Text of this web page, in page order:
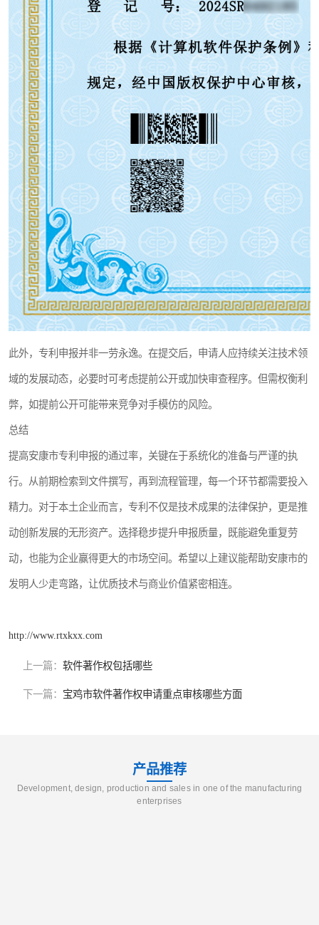
此外，专利申报并非一劳永逸。在提交后，申请人应持续关注技术领
域的发展动态，必要时可考虑提前公开或加快审查程序。但需权衡利
弊，如提前公开可能带来竞争对手模仿的风险。
总结
提高安康市专利申报的通过率，关键在于系统化的准备与严谨的执
行。从前期检索到文件撰写，再到流程管理，每一个环节都需要投入
精力。对于本土企业而言，专利不仅是技术成果的法律保护，更是推
动创新发展的无形资产。选择稳步提升申报质量，既能避免重复劳
动，也能为企业赢得更大的市场空间。希望以上建议能帮助安康市的
发明人少走弯路，让优质技术与商业价值紧密相连。
http://www.rtxkxx.com
上一篇： 软件著作权包括哪些
下一篇： 宝鸡市软件著作权申请重点审核哪些方面
产品推荐
Development, design, production and sales in one of the manufacturing
enterprises